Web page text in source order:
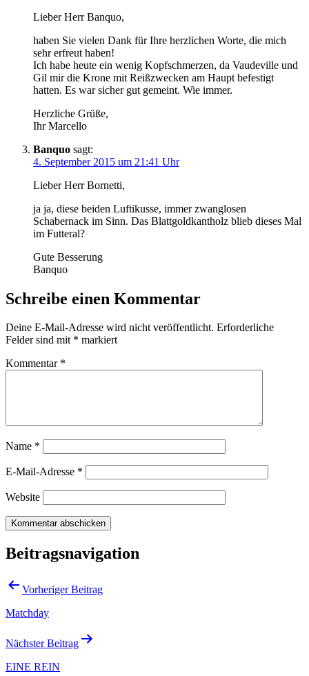
Lieber Herr Banquo,
haben Sie vielen Dank für Ihre herzlichen Worte, die mich
sehr erfreut haben!
Ich habe heute ein wenig Kopfschmerzen, da Vaudeville und
Gil mir die Krone mit Reißzwecken am Haupt befestigt
hatten. Es war sicher gut gemeint. Wie immer.
Herzliche Grüße,
Ihr Marcello
Banquo sagt:
4. September 2015 um 21:41 Uhr
Lieber Herr Bornetti,
ja ja, diese beiden Luftikusse, immer zwanglosen
Schabernack im Sinn. Das Blattgoldkantholz blieb dieses Mal
im Futteral?
Gute Besserung
Banquo
Schreibe einen Kommentar
Deine E-Mail-Adresse wird nicht veröffentlicht. Erforderliche
Felder sind mit * markiert
Kommentar *
Name *
E-Mail-Adresse *
Website
Beitragsnavigation
Vorheriger Beitrag
Matchday
Nächster Beitrag
EINE REIN